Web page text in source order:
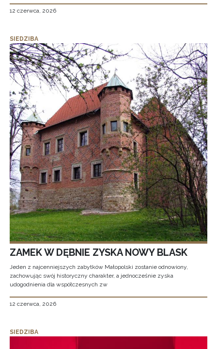
12 czerwca, 2026
SIEDZIBA
ZAMEK W DĘBNIE ZYSKA NOWY BLASK
Jeden z najcenniejszych zabytków Małopolski zostanie odnowiony,
zachowując swój historyczny charakter, a jednocześnie zyska
udogodnienia dla współczesnych zw
12 czerwca, 2026
SIEDZIBA